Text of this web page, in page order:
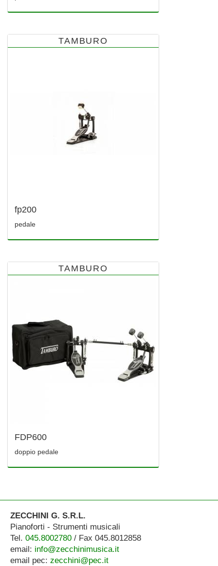
TAMBURO
fp200
pedale
TAMBURO
FDP600
doppio pedale
ZECCHINI G. S.R.L.
Pianoforti - Strumenti musicali
Tel. 045.8002780/ Fax 045.8012858
email: info@zecchinimusica.it
email pec: zecchini@pec.it